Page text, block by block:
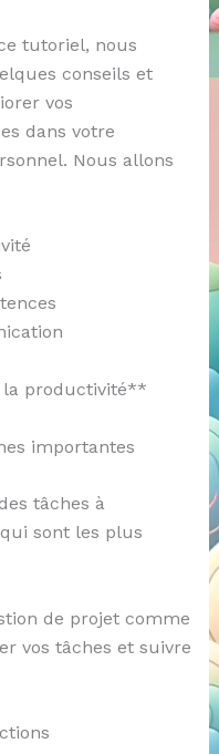
tutoriel, nous
conseils et
vos
dans votre
Nous allons
la productivité**
importantes
tâches à
sont les plus
de projet comme
vos tâches et suivre